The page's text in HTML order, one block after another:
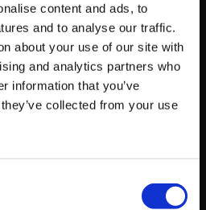
content and ads, to
and to analyse our traffic.
about your use of our site with
and analytics partners who
information that you’ve
collected from your use
曲】バイオハザード 2 オリ
ル・サウンドトラック Sec
Place